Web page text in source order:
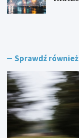
L
K
t
o
w
i
c
F
w
l
K
-
P
o
Sprawdź również